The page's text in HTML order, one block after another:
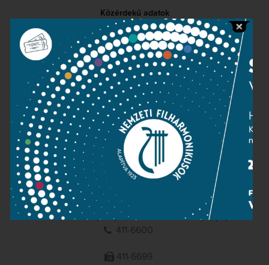
Közérdekű adatok
Sajtószoba
Adatvédelem
Impresszum
NEMZETI
FILHARMONIKUSOK
1095 Budapest, Komor Marcell u. 1. (Müpa)
411-6600
411-6699